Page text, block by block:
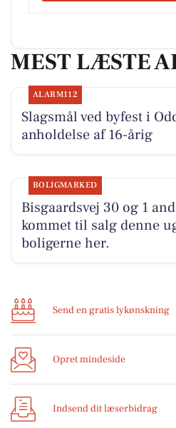
MEST LÆSTE
ALARM112
Slagsmål ved byfest i
anholdelse af 16-årig
BOLIGMARKED
Bisgaardsvej 30 og 1
kommet til salg denne
boligerne her.
Send en gratis lykønskning
Opret mindeside
Indsend dit læserbidrag